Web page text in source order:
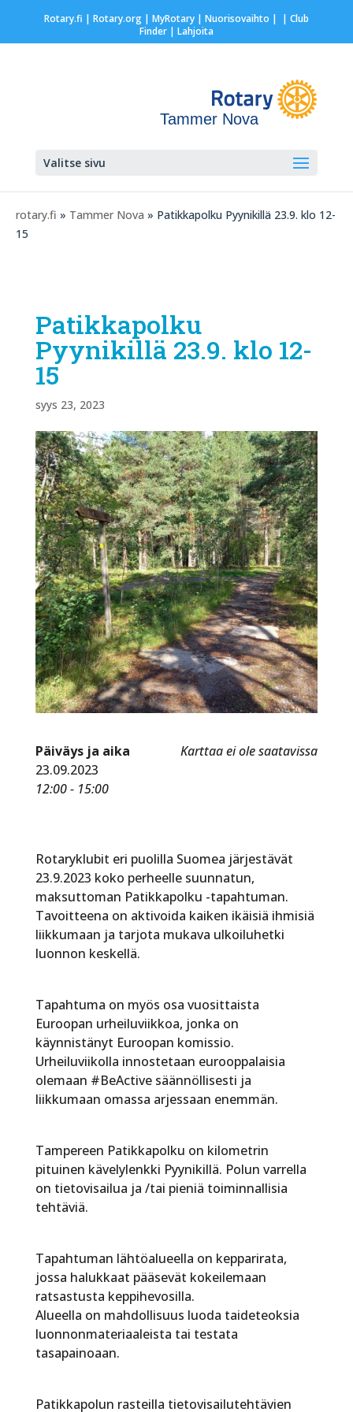
Rotary.fi | Rotary.org| MyRotary | Nuorisovaihto | | Club
Finder| Lahjoita
Tammer Nova
Valitse sivu
rotary.fi » Tammer Nova » Patikkapolku Pyynikillä 23.9. klo 12-
15
Patikkapolku
Pyynikillä 23.9. klo 12-
15
syys 23, 2023
Karttaa ei ole saatavissa
Päiväys ja aika
23.09.2023
12:00 - 15:00
Rotaryklubit eri puolilla Suomea järjestävät
23.9.2023 koko perheelle suunnatun,
maksuttoman Patikkapolku -tapahtuman.
Tavoitteena on aktivoida kaiken ikäisiä ihmisiä
liikkumaan ja tarjota mukava ulkoiluhetki
luonnon keskellä.
Tapahtuma on myös osa vuosittaista
Euroopan urheiluviikkoa, jonka on
käynnistänyt Euroopan komissio.
Urheiluviikolla innostetaan eurooppalaisia
olemaan #BeActive säännöllisesti ja
liikkumaan omassa arjessaan enemmän.
Tampereen Patikkapolku on kilometrin
pituinen kävelylenkki Pyynikillä. Polun varrella
on tietovisailua ja /tai pieniä toiminnallisia
tehtäviä.
Tapahtuman lähtöalueella on kepparirata,
jossa halukkaat pääsevät kokeilemaan
ratsastusta keppihevosilla.
Alueella on mahdollisuus luoda taideteoksia
luonnonmateriaaleista tai testata
tasapainoaan.
Patikkapolun rasteilla tietovisailutehtävien